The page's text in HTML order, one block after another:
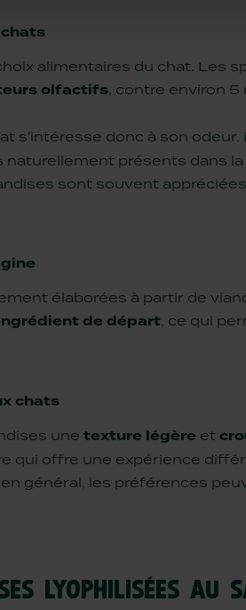
alimentaires du chat. Les
olfactifs, contre environ 5
s'intéresse donc à son
présents dans
sont souvent
élaborées à partir de
de départ, ce qui
chats
une texture légère et
qui offre une expérience
général, les préférences
LYOPHILISÉES AU